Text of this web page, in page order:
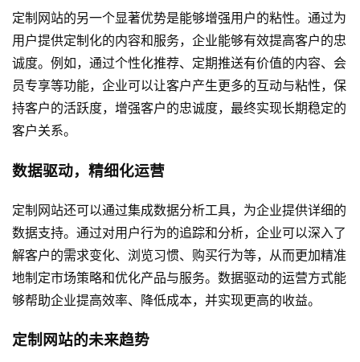
定制网站的另一个显著优势是能够增强用户的粘性。通过为
用户提供定制化的内容和服务，企业能够有效提高客户的忠
诚度。例如，通过个性化推荐、定期推送有价值的内容、会
员专享等功能，企业可以让客户产生更多的互动与粘性，保
持客户的活跃度，增强客户的忠诚度，最终实现长期稳定的
客户关系。
数据驱动，精细化运营
定制网站还可以通过集成数据分析工具，为企业提供详细的
数据支持。通过对用户行为的追踪和分析，企业可以深入了
解客户的需求变化、浏览习惯、购买行为等，从而更加精准
地制定市场策略和优化产品与服务。数据驱动的运营方式能
够帮助企业提高效率、降低成本，并实现更高的收益。
定制网站的未来趋势